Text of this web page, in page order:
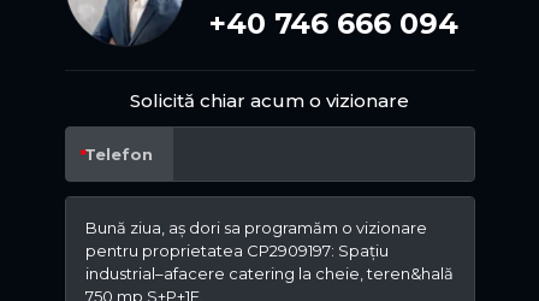
+40 746 666 094
Solicită chiar acum o vizionare
Telefon